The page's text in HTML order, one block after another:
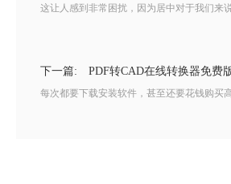
这让人感到非常困扰，因为居中对于我们来
下一篇: PDF转CAD在线转换器免费
每次都要下载安装软件，甚至还要花钱购